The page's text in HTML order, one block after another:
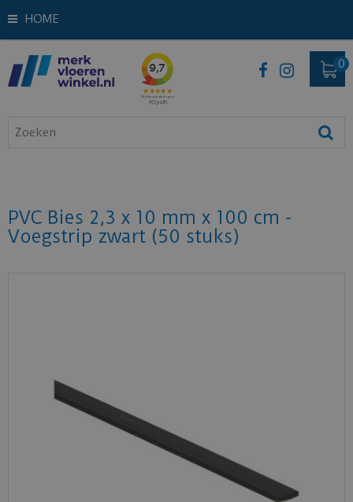
HOME
PVC Bies 2,3 x 10 mm x 100 cm -
Voegstrip zwart (50 stuks)